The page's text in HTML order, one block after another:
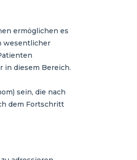
ermöglichen es
wesentlicher
in diesem Bereich.
sein, die nach
dem Fortschritt